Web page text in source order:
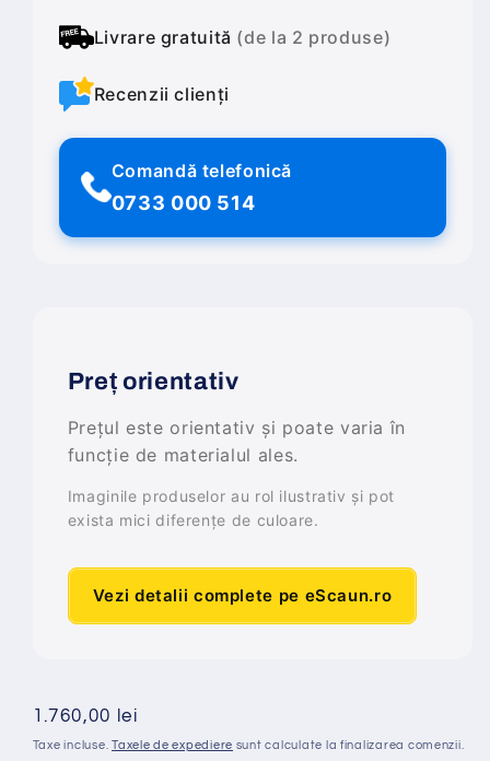
Livrare gratuită (de la 2 produse)
Recenzii clienți
Comandă telefonică
0733 000 514
Preț orientativ
Prețul este orientativ și poate varia în
funcție de materialul ales.
Imaginile produselor au rol ilustrativ și pot
exista mici diferențe de culoare.
Vezi detalii complete pe eScaun.ro
Preț
obișnuit
1.760,00 lei
Taxe incluse.Taxele de expediere sunt calculate la finalizarea comenzii.